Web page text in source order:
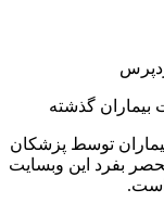
بیماران گذشته
توسط پزشکان
بفرد این وبسایت
است.